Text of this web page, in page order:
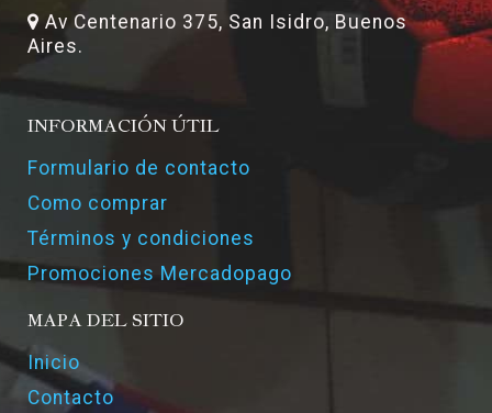
Av Centenario 375, San Isidro, Buenos
Aires.
INFORMACIÓN ÚTIL
Formulario de contacto
Como comprar
Términos y condiciones
Promociones Mercadopago
MAPA DEL SITIO
Inicio
Contacto